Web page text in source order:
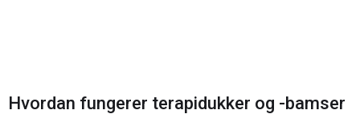
Hvordan fungerer terapidukker og -bamser